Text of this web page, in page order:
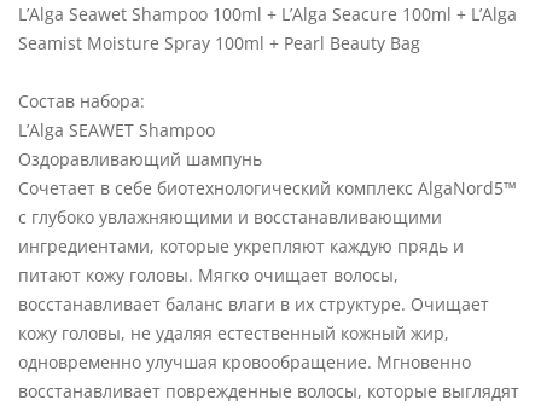
L’Alga Seawet Shampoo 100ml + L’Alga Seacure 100ml + L’Alga
Seamist Moisture Spray 100ml + Pearl Beauty Bag
Состав набора:
L’Alga SEAWET Shampoo
Оздоравливающий шампунь
Сочетает в себе биотехнологический комплекс AlgaNord5™
с глубоко увлажняющими и восстанавливающими
ингредиентами, которые укрепляют каждую прядь и
питают кожу головы. Мягко очищает волосы,
восстанавливает баланс влаги в их структуре. Очищает
кожу головы, не удаляя естественный кожный жир,
одновременно улучшая кровообращение. Мгновенно
восстанавливает поврежденные волосы, которые выглядят